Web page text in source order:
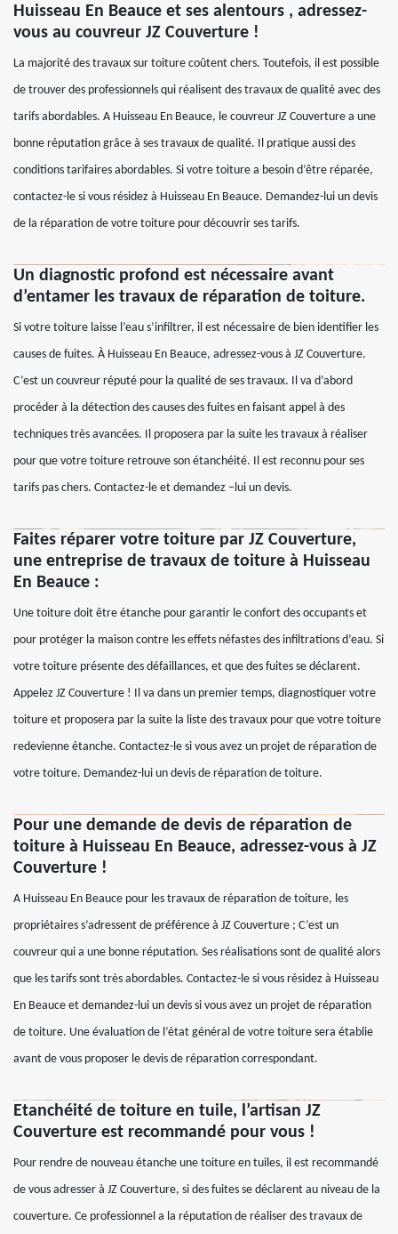
Huisseau En Beauce et ses alentours , adressez-
vous au couvreur JZ Couverture !
La majorité des travaux sur toiture coûtent chers. Toutefois, il est possible
de trouver des professionnels qui réalisent des travaux de qualité avec des
tarifs abordables. A Huisseau En Beauce, le couvreur JZ Couverture a une
bonne réputation grâce à ses travaux de qualité. Il pratique aussi des
conditions tarifaires abordables. Si votre toiture a besoin d’être réparée,
contactez-le si vous résidez à Huisseau En Beauce. Demandez-lui un devis
de la réparation de votre toiture pour découvrir ses tarifs.
Un diagnostic profond est nécessaire avant
d’entamer les travaux de réparation de toiture.
Si votre toiture laisse l’eau s’infiltrer, il est nécessaire de bien identifier les
causes de fuites. À Huisseau En Beauce, adressez-vous à JZ Couverture.
C’est un couvreur réputé pour la qualité de ses travaux. Il va d’abord
procéder à la détection des causes des fuites en faisant appel à des
techniques très avancées. Il proposera par la suite les travaux à réaliser
pour que votre toiture retrouve son étanchéité. Il est reconnu pour ses
tarifs pas chers. Contactez-le et demandez –lui un devis.
Faites réparer votre toiture par JZ Couverture,
une entreprise de travaux de toiture à Huisseau
En Beauce :
Une toiture doit être étanche pour garantir le confort des occupants et
pour protéger la maison contre les effets néfastes des infiltrations d’eau. Si
votre toiture présente des défaillances, et que des fuites se déclarent.
Appelez JZ Couverture ! Il va dans un premier temps, diagnostiquer votre
toiture et proposera par la suite la liste des travaux pour que votre toiture
redevienne étanche. Contactez-le si vous avez un projet de réparation de
votre toiture. Demandez-lui un devis de réparation de toiture.
Pour une demande de devis de réparation de
toiture à Huisseau En Beauce, adressez-vous à JZ
Couverture !
A Huisseau En Beauce pour les travaux de réparation de toiture, les
propriétaires s’adressent de préférence à JZ Couverture ; C’est un
couvreur qui a une bonne réputation. Ses réalisations sont de qualité alors
que les tarifs sont très abordables. Contactez-le si vous résidez à Huisseau
En Beauce et demandez-lui un devis si vous avez un projet de réparation
de toiture. Une évaluation de l’état général de votre toiture sera établie
avant de vous proposer le devis de réparation correspondant.
Etanchéité de toiture en tuile, l’artisan JZ
Couverture est recommandé pour vous !
Pour rendre de nouveau étanche une toiture en tuiles, il est recommandé
de vous adresser à JZ Couverture, si des fuites se déclarent au niveau de la
couverture. Ce professionnel a la réputation de réaliser des travaux de